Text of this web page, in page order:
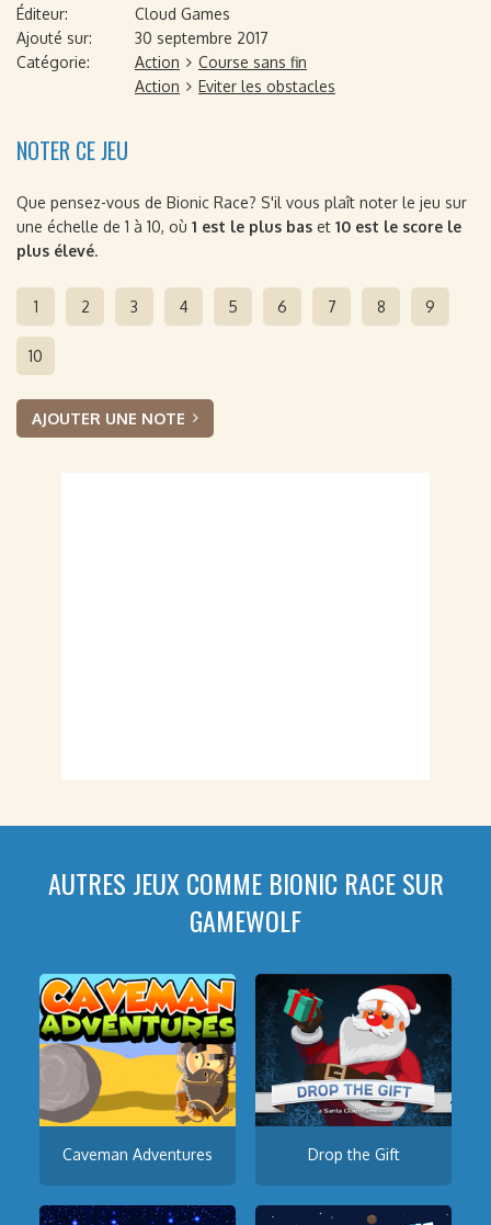
Éditeur:
Cloud Games
Ajouté sur:
30 septembre 2017
Catégorie:
Action
Course sans fin
Action
Eviter les obstacles
NOTER CE JEU
Que pensez-vous de Bionic Race? S'il vous plaît noter le jeu sur
une échelle de 1 à 10, où 1 est le plus bas et 10 est le score le
plus élevé.
1 2 3 4 5 6 7 8 9
10
AJOUTER UNE NOTE
AUTRES JEUX COMME BIONIC RACE SUR
GAMEWOLF
Caveman Adventures Drop the Gift